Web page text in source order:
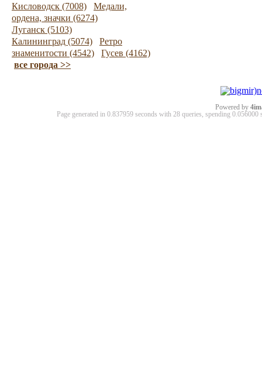
Кисловодск (7008)
Медали,
ордена, значки (6274)
Луганск (5103)
Калининград (5074)
Ретро
знаменитости (4542)
Гусев (4162)
все города >>
Powered by
Page generated in 0.837959 seconds with 28 queries, spending